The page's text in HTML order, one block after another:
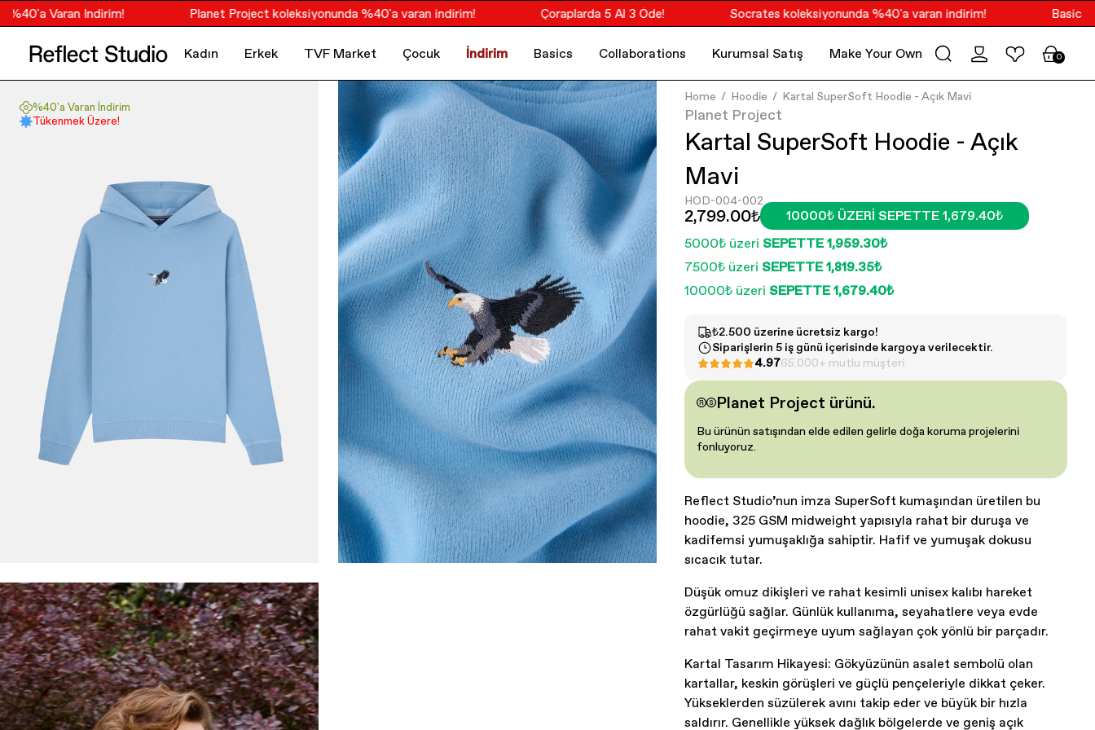
Varan İndirim! Planet Project koleksiyonunda %40'a varan indirim! Çoraplarda 5 Al 3 Öde! Socrates koleksiyonunda %40'a varan indirim! Basics
Kadın Erkek TVF Market Çocuk İndirim Basics Collaborations Kurumsal Satış Make Your Own Merch PoV 0
%40'a Varan İndirim
Tükenmek Üzere!
Home Hoodie Kartal SuperSoft Hoodie - Açık Mavi
Planet Project
Kartal SuperSoft Hoodie - Açık
Mavi
HOD-004-002
2,799.00₺
10000₺ ÜZERI SEPETTE 1,679.40₺
5000₺ üzeri SEPETTE 1,959.30₺
7500₺ üzeri SEPETTE 1,819.35₺
10000₺ üzeri SEPETTE 1,679.40₺
₺2.500 üzerine ücretsiz kargo!
Siparişlerin 5 iş günü içerisinde kargoya verilecektir.
4.9765.000+ mutlu müşteri
Planet Project ürünü.
Bu ürünün satışından elde edilen gelirle doğa koruma projelerini
fonluyoruz.
Reflect Studio’nun imza SuperSoft kumaşından üretilen bu
hoodie, 325 GSM midweight yapısıyla rahat bir duruşa ve
kadifemsi yumuşaklığa sahiptir. Hafif ve yumuşak dokusu
sıcacık tutar.
Düşük omuz dikişleri ve rahat kesimli unisex kalıbı hareket
özgürlüğü sağlar. Günlük kullanıma, seyahatlere veya evde
rahat vakit geçirmeye uyum sağlayan çok yönlü bir parçadır.
Kartal Tasarım Hikayesi: Gökyüzünün asalet sembolü olan
kartallar, keskin görüşleri ve güçlü pençeleriyle dikkat çeker.
Yükseklerden süzülerek avını takip eder ve büyük bir hızla
saldırır. Genellikle yüksek dağlık bölgelerde ve geniş açık